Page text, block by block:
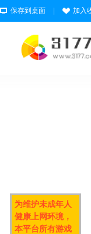
保存到桌面 加入
为维护未成年人
健康上网环境，
本平台所有游戏